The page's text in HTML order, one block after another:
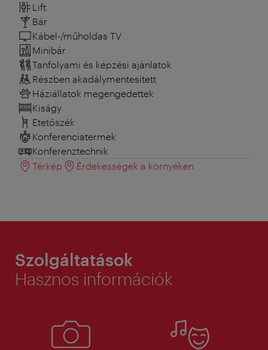
Lift
Bár
Kábel-/műholdas TV
Minibár
Tanfolyami és képzési ajánlatok
Részben akadálymentesített
Háziállatok megengedettek
Kiságy
Etetőszék
Konferenciatermek
Konferenztechnik
Térkép
Érdekességek a környéken
Szolgáltatások
Hasznos információk